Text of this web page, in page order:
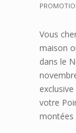
Vous
maison
dans le
votre
montées